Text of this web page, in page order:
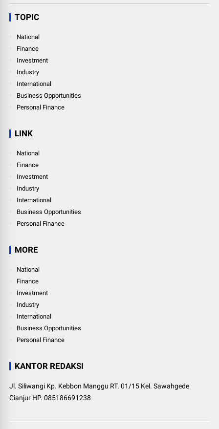
TOPIC
National
Finance
Investment
Industry
International
Business Opportunities
Personal Finance
LINK
National
Finance
Investment
Industry
International
Business Opportunities
Personal Finance
MORE
National
Finance
Investment
Industry
International
Business Opportunities
Personal Finance
KANTOR REDAKSI
Jl. Siliwangi Kp. Kebbon Manggu RT. 01/15 Kel. Sawahgede
Cianjur HP. 085186691238